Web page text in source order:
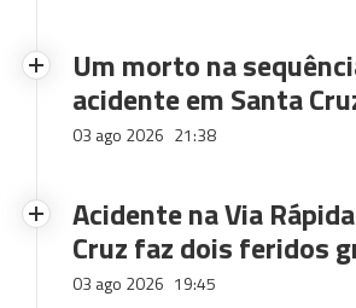
Um morto na
acidente em Santa
03 ago 2026 21:38
Acidente na Via
Cruz faz dois feridos
03 ago 2026 19:45